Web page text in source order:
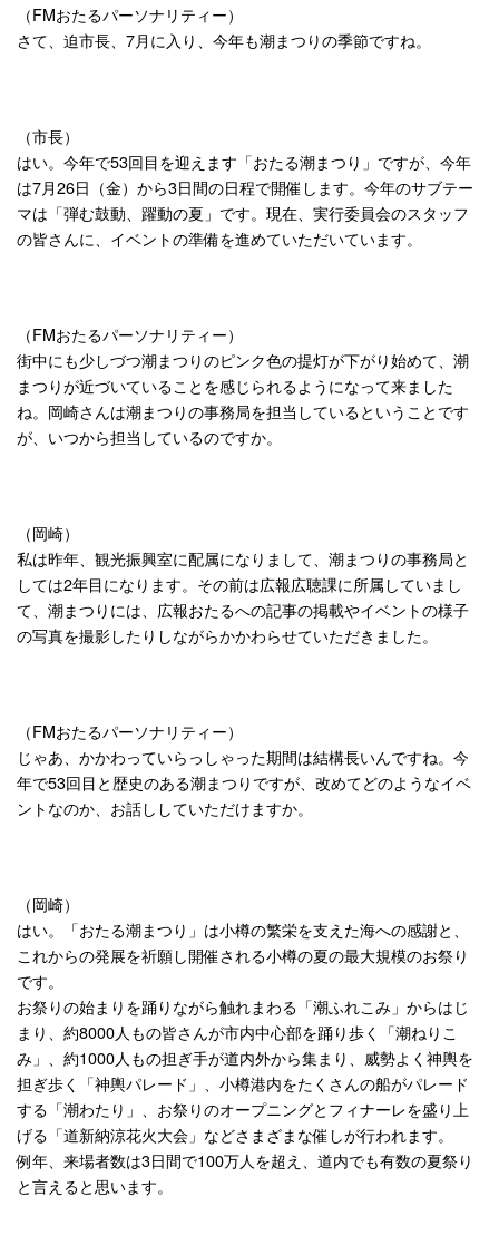
（FMおたるパーソナリティー）
さて、迫市長、7月に入り、今年も潮まつりの季節ですね。
（市長）
はい。今年で53回目を迎えます「おたる潮まつり」ですが、今年
は7月26日（金）から3日間の日程で開催します。今年のサブテー
マは「弾む鼓動、躍動の夏」です。現在、実行委員会のスタッフ
の皆さんに、イベントの準備を進めていただいています。
（FMおたるパーソナリティー）
街中にも少しづつ潮まつりのピンク色の提灯が下がり始めて、潮
まつりが近づいていることを感じられるようになって来ました
ね。岡崎さんは潮まつりの事務局を担当しているということです
が、いつから担当しているのですか。
（岡崎）
私は昨年、観光振興室に配属になりまして、潮まつりの事務局と
しては2年目になります。その前は広報広聴課に所属していまし
て、潮まつりには、広報おたるへの記事の掲載やイベントの様子
の写真を撮影したりしながらかかわらせていただきました。
（FMおたるパーソナリティー）
じゃあ、かかわっていらっしゃった期間は結構長いんですね。今
年で53回目と歴史のある潮まつりですが、改めてどのようなイベ
ントなのか、お話ししていただけますか。
（岡崎）
はい。「おたる潮まつり」は小樽の繁栄を支えた海への感謝と、
これからの発展を祈願し開催される小樽の夏の最大規模のお祭り
です。
お祭りの始まりを踊りながら触れまわる「潮ふれこみ」からはじ
まり、約8000人もの皆さんが市内中心部を踊り歩く「潮ねりこ
み」、約1000人もの担ぎ手が道内外から集まり、威勢よく神輿を
担ぎ歩く「神輿パレード」、小樽港内をたくさんの船がパレード
する「潮わたり」、お祭りのオープニングとフィナーレを盛り上
げる「道新納涼花火大会」などさまざまな催しが行われます。
例年、来場者数は3日間で100万人を超え、道内でも有数の夏祭り
と言えると思います。